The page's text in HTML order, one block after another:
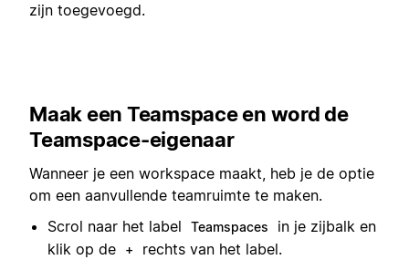
zijn toegevoegd.
Maak een Teamspace en word de
Teamspace-eigenaar
Wanneer je een workspace maakt, heb je de optie
om een aanvullende teamruimte te maken.
Scrol naar het label
Teamspaces
in je zijbalk en
klik op de
+
rechts van het label.